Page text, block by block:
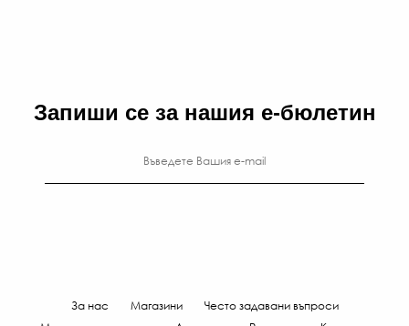
Запиши се за нашия е-бюлетин
За нас Магазини
Често задавани въпроси